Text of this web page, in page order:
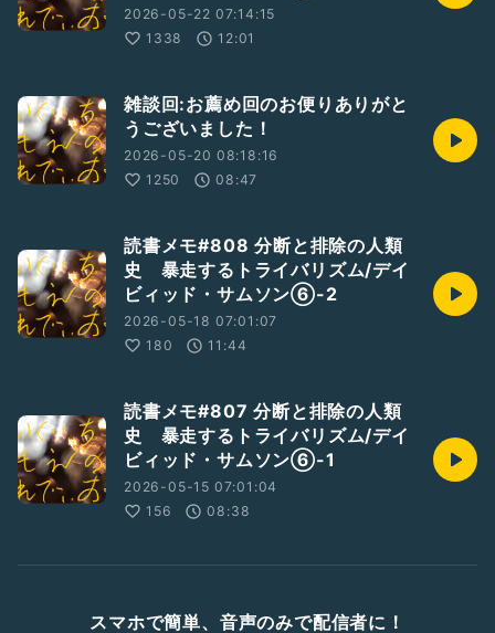
2026-05-22 07:14:15
1338
12:01
雑談回:お薦め回のお便りありがと
うございました！
2026-05-20 08:18:16
1250
08:47
読書メモ#808 分断と排除の人類
史 暴走するトライバリズム/デイ
ビィッド・サムソン⑥-2
2026-05-18 07:01:07
180
11:44
読書メモ#807 分断と排除の人類
史 暴走するトライバリズム/デイ
ビィッド・サムソン⑥-1
2026-05-15 07:01:04
156
08:38
スマホで簡単、音声のみで配信者に！